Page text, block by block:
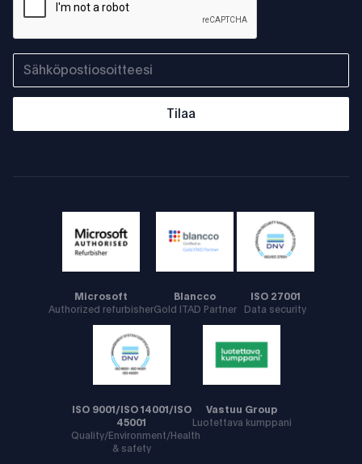
Tilaa
Microsoft
Authorized refurbisher
Blancco
Gold ITAD Partner
ISO 27001
Data security
ISO 9001/ISO 14001/ISO
45001
Quality/Environment/Health
& safety
Vastuu Group
Luotettava kumppani